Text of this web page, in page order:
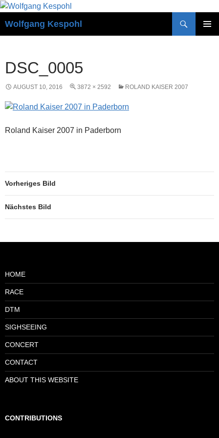
Zum
springen
Wolfgang Kespohl
DSC_0005
AUGUST 10, 2016 3872 × 2592 ROLAND KAISER 2007
Roland Kaiser 2007 in Paderborn
Vorheriges Bild
Nächstes Bild
HOME
RACE
DTM
SIGHSEEING
CONCERT
CONTACT
ABOUT THIS WEBSITE
CONTRIBUTIONS